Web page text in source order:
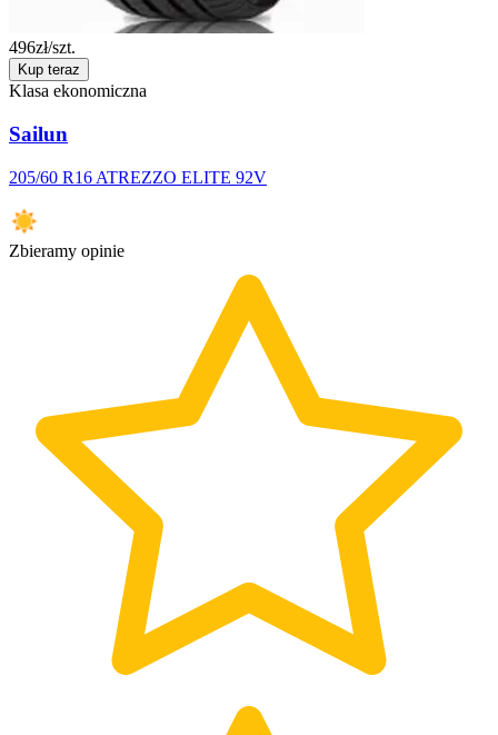
496zł/szt.
Kup teraz
Klasa ekonomiczna
Sailun
205/60 R16 ATREZZO ELITE 92V
Zbieramy opinie